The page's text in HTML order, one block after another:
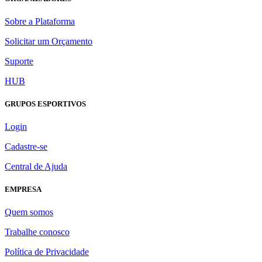
Sobre a Plataforma
Solicitar um Orçamento
Suporte
HUB
GRUPOS ESPORTIVOS
Login
Cadastre-se
Central de Ajuda
EMPRESA
Quem somos
Trabalhe conosco
Política de Privacidade